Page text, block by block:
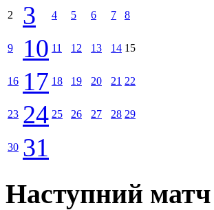
2 3 4 5 6 7 8
9 10 11 12 13 14 15
16 17 18 19 20 21 22
23 24 25 26 27 28 29
30 31
Наступний матч